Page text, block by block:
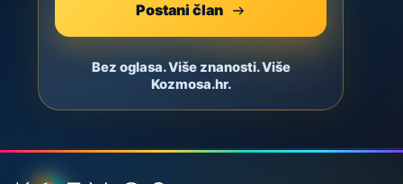
Postani član
Bez oglasa. Više znanosti. Više
Kozmosa.hr.